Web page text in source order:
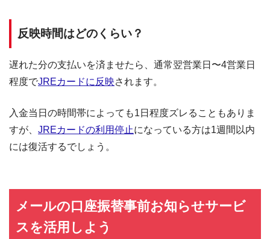
反映時間はどのくらい？
遅れた分の支払いを済ませたら、通常翌営業日〜4営業日
程度でJREカードに反映されます。
入金当日の時間帯によっても1日程度ズレることもありま
すが、 JREカードの利用停止になっている方は1週間以内
には復活するでしょう。
メールの口座振替事前お知らせサービ
スを活用しよう